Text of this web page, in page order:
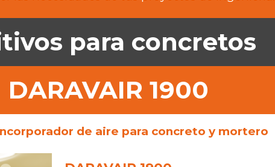
para concretos
DARAVAIR 1900
de aire para concreto y mortero